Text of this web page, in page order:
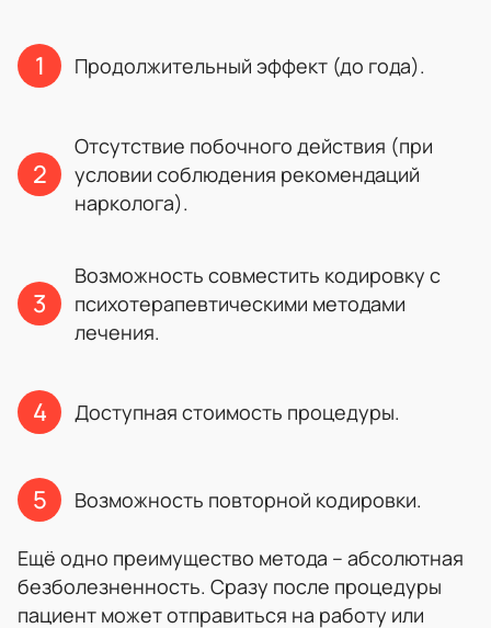
Продолжительный эффект (до года).
Отсутствие побочного действия (при
условии соблюдения рекомендаций
нарколога).
Возможность совместить кодировку с
психотерапевтическими методами
лечения.
Доступная стоимость процедуры.
Возможность повторной кодировки.
Ещё одно преимущество метода – абсолютная
безболезненность. Сразу после процедуры
пациент может отправиться на работу или